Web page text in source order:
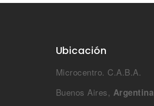
Ubicación
Microcentro. C.A.B.A.
Buenos Aires, Argentina